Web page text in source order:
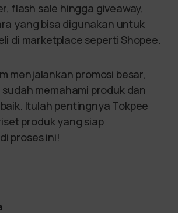
flash sale hingga giveaway,
yang bisa digunakan untuk
di marketplace seperti Shopee.
menjalankan promosi besar,
memahami produk dan
Itulah pentingnya Tokpee
produk yang siap
proses ini!